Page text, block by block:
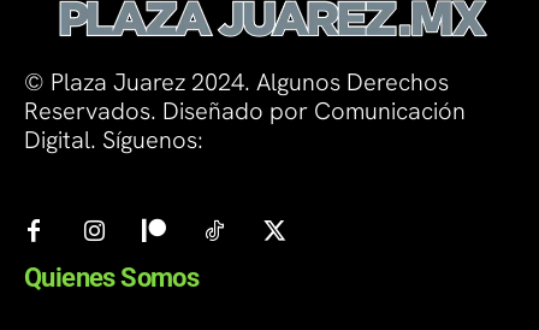
© Plaza Juarez 2024. Algunos Derechos
Reservados. Diseñado por Comunicación
Digital. Síguenos:
Quienes Somos